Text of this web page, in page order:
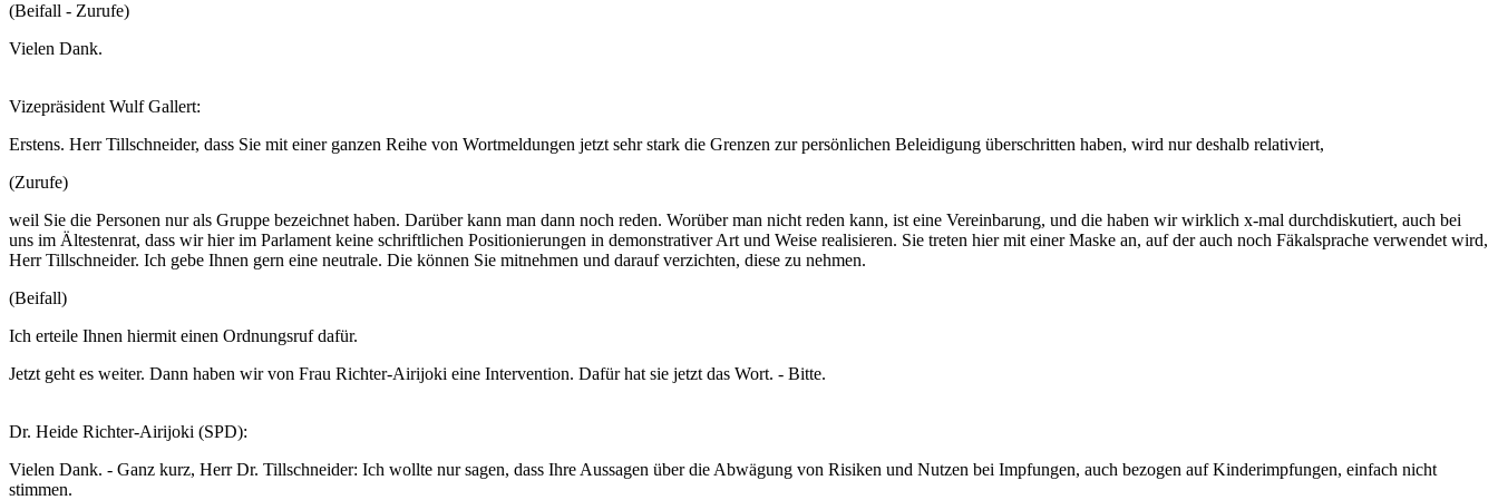
(Beifall - Zurufe)
Vielen Dank.
Vizepräsident Wulf Gallert:
Erstens. Herr Tillschneider, dass Sie mit einer ganzen Reihe von Wortmeldungen jetzt sehr stark die Grenzen zur persönlichen Beleidigung überschritten haben, wird nur deshalb relativiert,
(Zurufe)
weil Sie die Personen nur als Gruppe bezeichnet haben. Darüber kann man dann noch reden. Worüber man nicht reden kann, ist eine Vereinbarung, und die haben wir wirklich x-mal durchdiskutiert, auch bei
uns im Ältestenrat, dass wir hier im Parlament keine schriftlichen Positionierungen in demonstrativer Art und Weise realisieren. Sie treten hier mit einer Maske an, auf der auch noch Fäkalsprache verwendet wird,
Herr Tillschneider. Ich gebe Ihnen gern eine neutrale. Die können Sie mitnehmen und darauf verzichten, diese zu nehmen.
(Beifall)
Ich erteile Ihnen hiermit einen Ordnungsruf dafür.
Jetzt geht es weiter. Dann haben wir von Frau Richter-Airijoki eine Intervention. Dafür hat sie jetzt das Wort. - Bitte.
Dr. Heide Richter-Airijoki (SPD):
Vielen Dank. - Ganz kurz, Herr Dr. Tillschneider: Ich wollte nur sagen, dass Ihre Aussagen über die Abwägung von Risiken und Nutzen bei Impfungen, auch bezogen auf Kinderimpfungen, einfach nicht
stimmen.